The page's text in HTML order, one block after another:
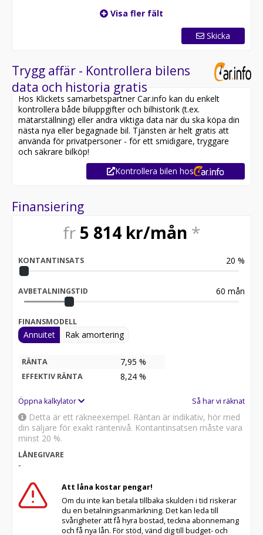
Visa fler fält
Skicka
Trygg affär - Kontrollera bilens
data och historia gratis
Hos Klickets samarbetspartner Car.info kan du enkelt
kontrollera både biluppgifter och bilhistorik (t.ex.
mätarställning) eller andra viktiga data när du ska köpa din
nästa nya eller begagnade bil. Tjänsten är helt gratis att
använda för privatpersoner - för ett smidigare, tryggare
och säkrare bilköp!
Kontrollera bilen hos
Finansiering
fr 5 814 kr/mån *
KONTANTINSATS 20 %
AVBETALNINGSTID 60 mån
FINANSMODELL
Annuitet Rak amortering
RÄNTA 7,95 %
EFFEKTIV RÄNTA 8,24 %
Öppna kalkylator Så har vi räknat
Detta är ett räkneexempel. Räntan är indikativ, hör med
din säljare för exakt räntenivå. Kontantinsatsen måste vara
minst 20 %.
LÅNEGIVARE
-
Att låna kostar pengar!
Om du inte kan betala tillbaka skulden i tid riskerar
du en betalningsanmärkning. Det kan leda till
svårigheter att få hyra bostad, teckna abonnemang
och få nya lån. För stöd, vänd dig till budget- och